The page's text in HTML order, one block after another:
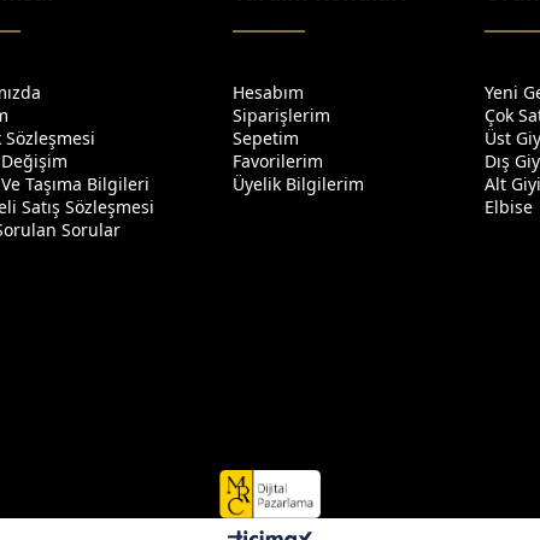
Taşıma Bilgileri
Satış Sözleşmesi
Sorular
Hesabım
Siparişlerim
Sepetim
Favorilerim
Üyelik Bilgilerim
Yeni
Çok
Üst
Dış
Alt
Elbise